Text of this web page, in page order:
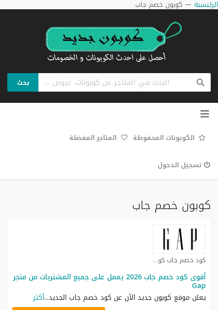
الرئيسية — كوبون خصم جاب
بحث
تخطي
الكوبونات المحفوظة المتاجر المفضلة
تسجيل الدخول
كوبون خصم جاب
كود خصم جاب كوبون
أقوى كود خصم جاب 2026 يعمل على جميع المشتريات من متجر
Gap
يعلن موقع كوبون جديد الآن عن كود خصم جاب الجديد...أكثر